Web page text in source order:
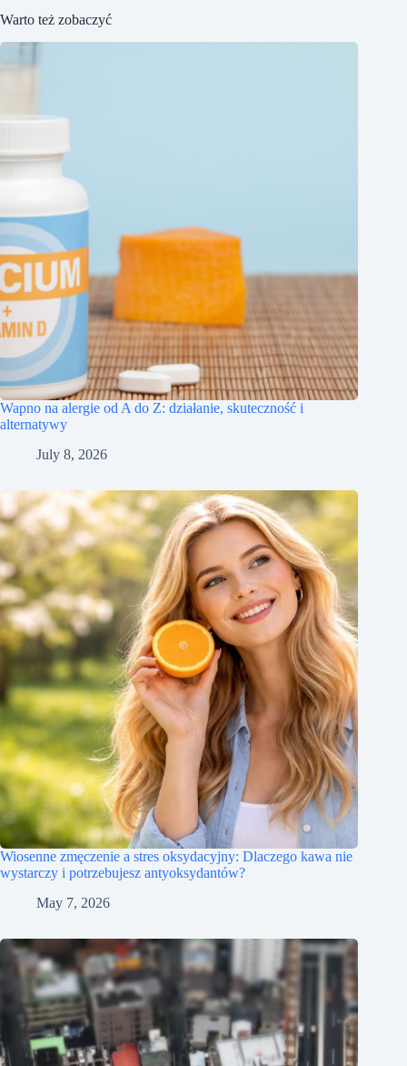
Warto też zobaczyć
Wapno na alergie od A do Z: działanie, skuteczność i
alternatywy
July 8, 2026
Wiosenne zmęczenie a stres oksydacyjny: Dlaczego kawa nie
wystarczy i potrzebujesz antyoksydantów?
May 7, 2026